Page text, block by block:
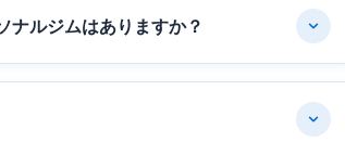
ナルジムはありますか？